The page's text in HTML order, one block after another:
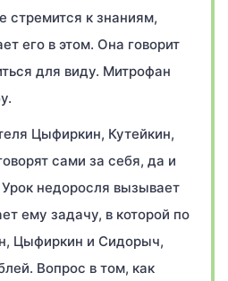
стремится к знаниям,
его в этом. Она говорит
для виду. Митрофан
Цыфиркин, Кутейкин,
сами за себя, да и
недоросля вызывает
ему задачу, в которой по
Цыфиркин и Сидорыч,
Вопрос в том, как